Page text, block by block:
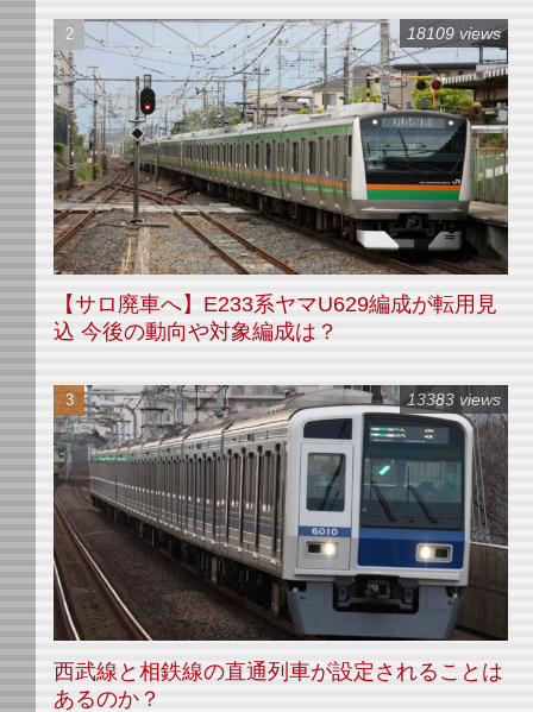
【サロ廃車へ】E233系ヤマU629編成が転用見
込 今後の動向や対象編成は？
18109 views
西武線と相鉄線の直通列車が設定されることは
あるのか？
13383 views